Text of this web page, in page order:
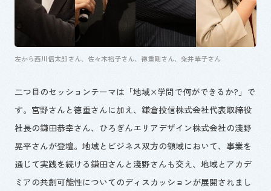
左から西川信太郎さん、佐々木裕子さん、徳重剛さん、粂井華子さん
二つ目のセッションテーマは「地域×学問で何ができるか? 」で
す。宮野さんと徳重さんに加え、鎌倉投信株式会社代表取締役
社長の鎌田恭幸さん、ひろぎんエリアデザイン株式会社の淺野
晃平さんが登壇。地域とビジネス双方の領域において、事業を
通じて実践を続ける鎌田さんと淺野さんも交え、地域とアカデ
ミアの共創可能性についてのディスカッションが展開されまし